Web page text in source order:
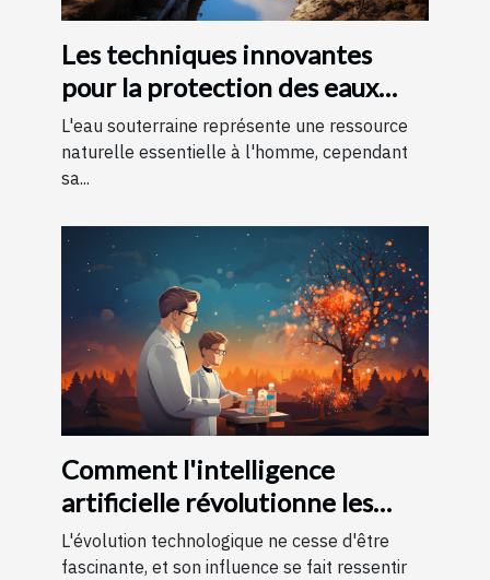
Les techniques innovantes
pour la protection des eaux
souterraines
L'eau souterraine représente une ressource
naturelle essentielle à l'homme, cependant
sa...
Comment l'intelligence
artificielle révolutionne les
soins de santé
L'évolution technologique ne cesse d'être
fascinante, et son influence se fait ressentir